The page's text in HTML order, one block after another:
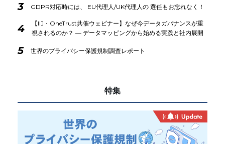
3 GDPR対応時には、 EU代理人/UK代理人の 選任もお忘れなく！
4
【IIJ・OneTrust共催ウェビナー】なぜ今データガバナンスが重
視されるのか？ ― データマッピングから始める実践と社内展開
5 世界のプライバシー保護規制調査レポート
特集